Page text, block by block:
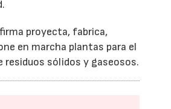
proyecta, fabrica,
en marcha plantas para el
sólidos y gaseosos.